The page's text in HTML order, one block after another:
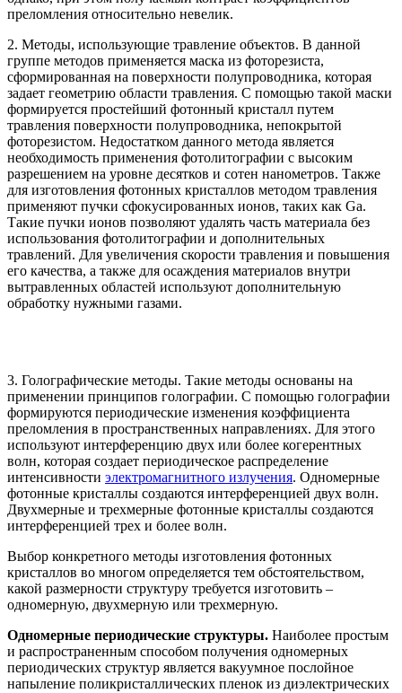
преломления относительно невелик.
2. Методы, использующие травление объектов. В данной
группе методов применяется маска из фоторезиста,
сформированная на поверхности полупроводника, которая
задает геометрию области травления. С помощью такой маски
формируется простейший фотонный кристалл путем
травления поверхности полупроводника, непокрытой
фоторезистом. Недостатком данного метода является
необходимость применения фотолитографии с высоким
разрешением на уровне десятков и сотен нанометров. Также
для изготовления фотонных кристаллов методом травления
применяют пучки сфокусированных ионов, таких как Ga.
Такие пучки ионов позволяют удалять часть материала без
использования фотолитографии и дополнительных
травлений. Для увеличения скорости травления и повышения
его качества, а также для осаждения материалов внутри
вытравленных областей используют дополнительную
обработку нужными газами.
3. Голографические методы. Такие методы основаны на
применении принципов голографии. С помощью голографии
формируются периодические изменения коэффициента
преломления в пространственных направлениях. Для этого
используют интерференцию двух или более когерентных
волн, которая создает периодическое распределение
интенсивности электромагнитного излучения. Одномерные
фотонные кристаллы создаются интерференцией двух волн.
Двухмерные и трехмерные фотонные кристаллы создаются
интерференцией трех и более волн.
Выбор конкретного методы изготовления фотонных
кристаллов во многом определяется тем обстоятельством,
какой размерности структуру требуется изготовить –
одномерную, двухмерную или трехмерную.
Одномерные периодические структуры. Наиболее простым
и распространенным способом получения одномерных
периодических структур является вакуумное послойное
напыление поликристаллических пленок из диэлектрических